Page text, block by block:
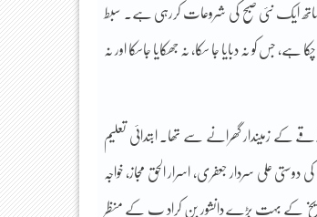
ساتھ ایک نئی صبح کی شروعات کررہی ہے۔ سبط
کو نہ دبایا جا سکا، نہ جھکایا جاسکا اور نہ
اپنے علاقے کے زمیندار گھرانے سے تھا۔ ابتدائی تعلیم
علی سردار جعفری، اسرار الحق مجاز، خواجہ
تاریخ کے بہت بڑے دانشور بن کراد ب کے منظر